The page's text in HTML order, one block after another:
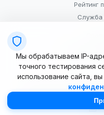
Рейтинг
Служба
Условия
© 2025–2026
Мы обрабатываем IP-
точного тестирования
использование сайта,